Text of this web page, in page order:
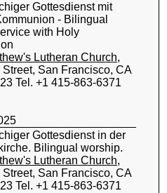
Gottesdienst mit
- Bilingual
with Holy
Lutheran Church,
Street, San Francisco, CA
Tel. +1 415-863-6371
Gottesdienst in der
Bilingual worship.
Lutheran Church,
Street, San Francisco, CA
Tel. +1 415-863-6371